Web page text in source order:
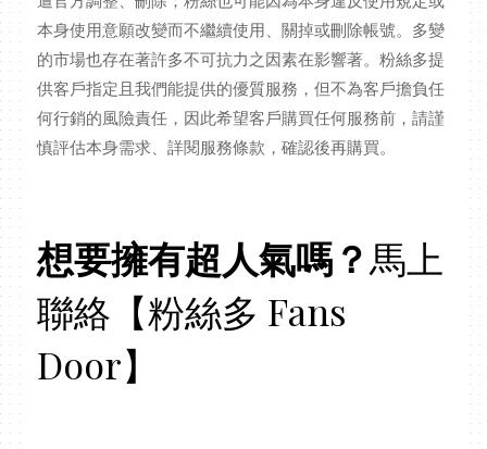
本身使用意願改變而不繼續使用、關掉或刪除帳號。多變
的市場也存在著許多不可抗力之因素在影響著。粉絲多提
供客戶指定且我們能提供的優質服務，但不為客戶擔負任
何行銷的風險責任，因此希望客戶購買任何服務前，請謹
慎評估本身需求、詳閱服務條款，確認後再購買。
想要擁有超人氣嗎？馬上
聯絡【粉絲多 Fans
Door】